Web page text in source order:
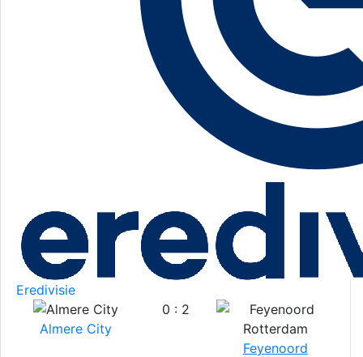
Eredivisie
Almere City
0 : 2
Feyenoord